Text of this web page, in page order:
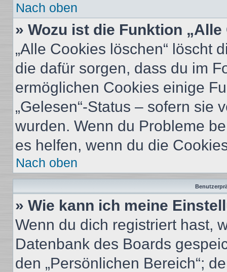
Nach oben
» Wozu ist die Funktion
„Alle Cookies löschen“ löscht
die dafür sorgen, dass du im
ermöglichen Cookies einige
„Gelesen“-Status – sofern sie
wurden. Wenn du Probleme
es helfen, wenn du die
Nach oben
» Wie kann ich meine
Wenn du dich registriert hast,
Datenbank des Boards
den „Persönlichen Bereich“;